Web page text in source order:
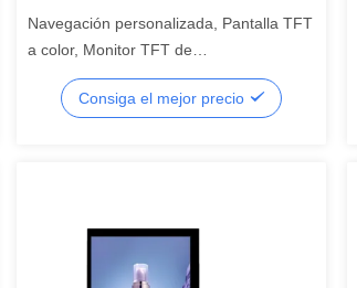
Navegación personalizada, Pantalla TFT
a color, Monitor TFT de
infoentretenimiento para automóvil,
pantalla LCD de segmento, LCD de
Consiga el mejor precio